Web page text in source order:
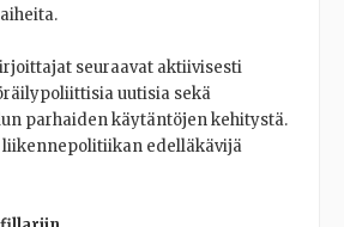
seuraavat aktiivisesti
uutisia sekä
parhaiden käytäntöjen kehitystä.
edelläkävijä